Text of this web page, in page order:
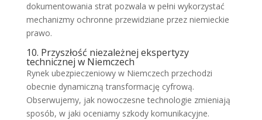
dokumentowania strat pozwala w pełni wykorzystać
mechanizmy ochronne przewidziane przez niemieckie
prawo.
10. Przyszłość niezależnej ekspertyzy
technicznej w Niemczech
Rynek ubezpieczeniowy w Niemczech przechodzi
obecnie dynamiczną transformację cyfrową.
Obserwujemy, jak nowoczesne technologie zmieniają
sposób, w jaki oceniamy szkody komunikacyjne.